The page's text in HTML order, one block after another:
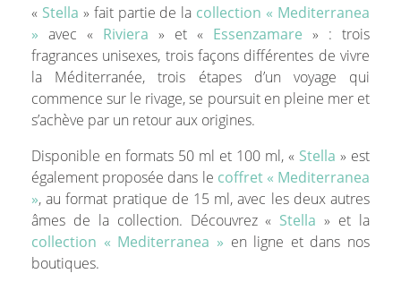
« Stella » fait partie de la collection « Mediterranea
» avec « Riviera » et « Essenzamare» : trois
fragrances unisexes, trois façons différentes de vivre
la Méditerranée, trois étapes d’un voyage qui
commence sur le rivage, se poursuit en pleine mer et
s’achève par un retour aux origines.
Disponible en formats 50 ml et 100 ml, « Stella » est
également proposée dans le coffret « Mediterranea
», au format pratique de 15 ml, avec les deux autres
âmes de la collection. Découvrez « Stella » et la
collection « Mediterranea » en ligne et dans nos
boutiques.